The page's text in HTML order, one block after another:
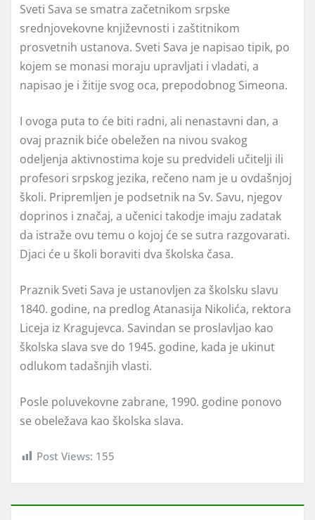
Sveti Sava se smatra začetnikom srpske
srednjovekovne književnosti i zaštitnikom
prosvetnih ustanova. Sveti Sava je napisao tipik, po
kojem se monasi moraju upravljati i vladati, a
napisao je i žitije svog oca, prepodobnog Simeona.
I ovoga puta to će biti radni, ali nenastavni dan, a
ovaj praznik biće obeležen na nivou svakog
odeljenja aktivnostima koje su predvideli učitelji ili
profesori srpskog jezika, rečeno nam je u ovdašnjoj
školi. Pripremljen je podsetnik na Sv. Savu, njegov
doprinos i značaj, a učenici takodje imaju zadatak
da istraže ovu temu o kojoj će se sutra razgovarati.
Djaci će u školi boraviti dva školska časa.
Praznik Sveti Sava je ustanovljen za školsku slavu
1840. godine, na predlog Atanasija Nikolića, rektora
Liceja iz Kragujevca. Savindan se proslavljao kao
školska slava sve do 1945. godine, kada je ukinut
odlukom tadašnjih vlasti.
Posle poluvekovne zabrane, 1990. godine ponovo
se obeležava kao školska slava.
Post Views: 155